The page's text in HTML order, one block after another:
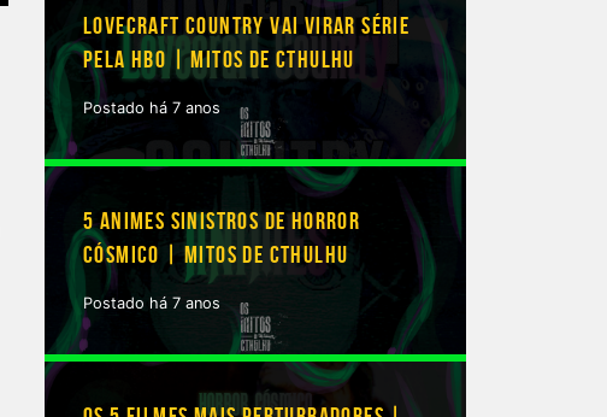
LOVECRAFT COUNTRY VAI VIRAR SÉRIE
PELA HBO | MITOS DE CTHULHU
Postado há 7 anos
5 ANIMES SINISTROS DE HORROR
CÓSMICO | MITOS DE CTHULHU
Postado há 7 anos